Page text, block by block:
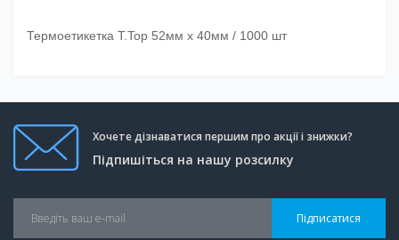
Термоетикетка T.Top 52мм х 40мм / 1000 шт
Хочете дізнаватися першим про акції і знижки?
Підпишіться на нашу розсилку
Підписатися